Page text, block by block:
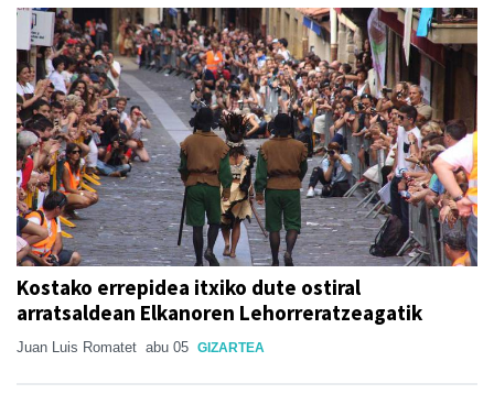
Kostako errepidea itxiko dute ostiral
arratsaldean Elkanoren Lehorreratzeagatik
Juan Luis Romatet abu 05 GIZARTEA